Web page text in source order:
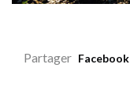
Partager Facebook